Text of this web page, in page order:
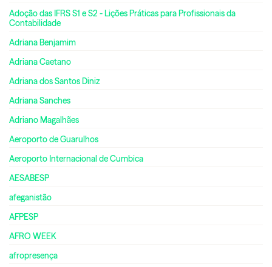
Adoção das IFRS S1 e S2 - Lições Práticas para Profissionais da
Contabilidade
Adriana Benjamim
Adriana Caetano
Adriana dos Santos Diniz
Adriana Sanches
Adriano Magalhães
Aeroporto de Guarulhos
Aeroporto Internacional de Cumbica
AESABESP
afeganistão
AFPESP
AFRO WEEK
afropresença